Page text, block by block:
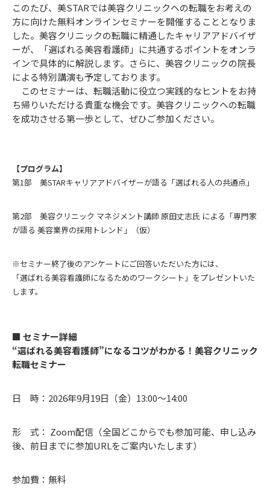
このたび、美STARでは美容クリニックへの転職をお考えの
方に向けた無料オンラインセミナーを開催することとなりま
した。美容クリニックの転職に精通したキャリアアドバイザ
ーが、「選ばれる美容看護師」に共通するポイントをオンラ
インで具体的に解説します。さらに、美容クリニックの院長
による特別講演も予定しております。
このセミナーは、転職活動に役立つ実践的なヒントをお持
ち帰りいただける貴重な機会です。美容クリニックへの転職
を成功させる第一歩として、ぜひご参加ください。
【プログラム】
第1部 美STARキャリアアドバイザーが語る「選ばれる人の共通点」
第2部 美容クリニック マネジメント講師 原田丈志氏 による「専門家
が語る 美容業界の採用トレンド」（仮）
※セミナー終了後のアンケートにご回答いただいた方には、
「選ばれる美容看護師になるためのワークシート」をプレゼントいた
します。
■ セミナー詳細
“選ばれる美容看護師”になるコツがわかる！美容クリニック
転職セミナー
日 時：2026年9月19日（金）13:00〜14:00
形 式： Zoom配信（全国どこからでも参加可能、申し込み
後、前日までに参加URLをご案内いたします）
参加費：無料